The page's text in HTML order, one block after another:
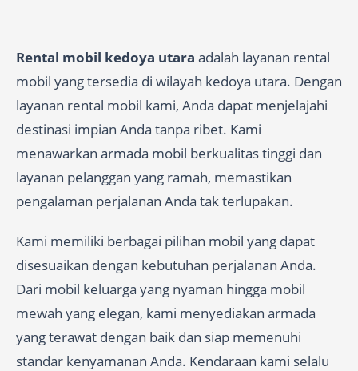
Rental mobil kedoya utara adalah layanan rental
mobil yang tersedia di wilayah kedoya utara. Dengan
layanan rental mobil kami, Anda dapat menjelajahi
destinasi impian Anda tanpa ribet. Kami
menawarkan armada mobil berkualitas tinggi dan
layanan pelanggan yang ramah, memastikan
pengalaman perjalanan Anda tak terlupakan.
Kami memiliki berbagai pilihan mobil yang dapat
disesuaikan dengan kebutuhan perjalanan Anda.
Dari mobil keluarga yang nyaman hingga mobil
mewah yang elegan, kami menyediakan armada
yang terawat dengan baik dan siap memenuhi
standar kenyamanan Anda. Kendaraan kami selalu